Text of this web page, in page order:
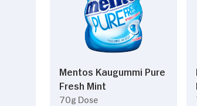
Mentos Kaugummi Pure
Fresh Mint
70g Dose